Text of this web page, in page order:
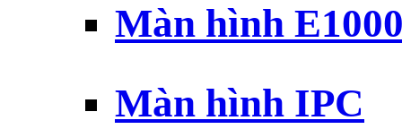
Màn hình
Màn hình IPC